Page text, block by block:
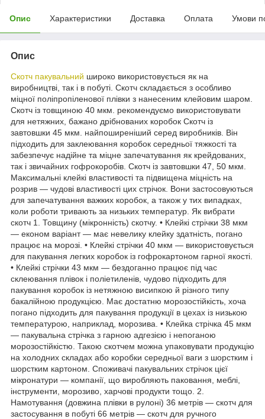
Опис Характеристики Доставка Оплата Умови
Опис
Скотч пакувальний широко використовується як на
виробництві, так і в побуті. Скотч складається з особливо
міцної поліпропіленової плівки з нанесеним клейовим шаром.
Скотч із товщиною 40 мкм. рекомендуємо використовувати
для нетяжних, бажано дрібнованих коробок Скотч із
завтовшки 45 мкм. найпоширеніший серед виробників. Він
підходить для заклеювання коробок середньої тяжкості та
забезпечує надійне та міцне запечатування як крейдованих,
так і звичайних гофрокоробів. Скотч із завтовшки 47, 50 мкм.
Максимальні клейкі властивості та підвищена міцність на
розрив — чудові властивості цих стрічок. Вони застосовуються
для запечатування важких коробок, а також у тих випадках,
коли роботи тривають за низьких температур. Як вибрати
скотч 1. Товщину (мікронність) скотчу. • Клейкі стрічки 38 мкм
— економ варіант — має невелику клейку здатність, погано
працює на морозі. • Клейкі стрічки 40 мкм — використовується
для пакування легких коробок із гофрокартоном гарної якості.
• Клейкі стрічки 43 мкм — бездоганно працює під час
склеювання плівок і поліетиленів, чудово підходить для
пакування коробок із нетяжною висипкою й різного типу
бакалійною продукцією. Має достатню морозостійкість, хоча
погано підходить для пакування продукції в цехах із низькою
температурою, наприклад, морозива. • Клейка стрічка 45 мкм
— пакувальна стрічка з гарною адгезією і непоганою
морозостійкістю. Такою скотчем можна упаковувати продукцію
на холодних складах або коробки середньої ваги з шорстким і
шорстким картоном. Споживачі пакувальних стрічок цієї
мікронатури — компанії, що виробляють паковання, меблі,
інструменти, морозиво, харчові продукти тощо. 2.
Намотування (довжина плівки в рулоні) 36 метрів — скотч для
застосування в побуті 66 метрів — скотч для ручного